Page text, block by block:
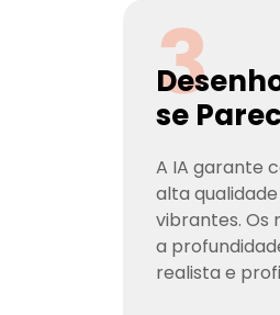
3
se
A IA garante
alta
vibrantes. Os
a
realista e